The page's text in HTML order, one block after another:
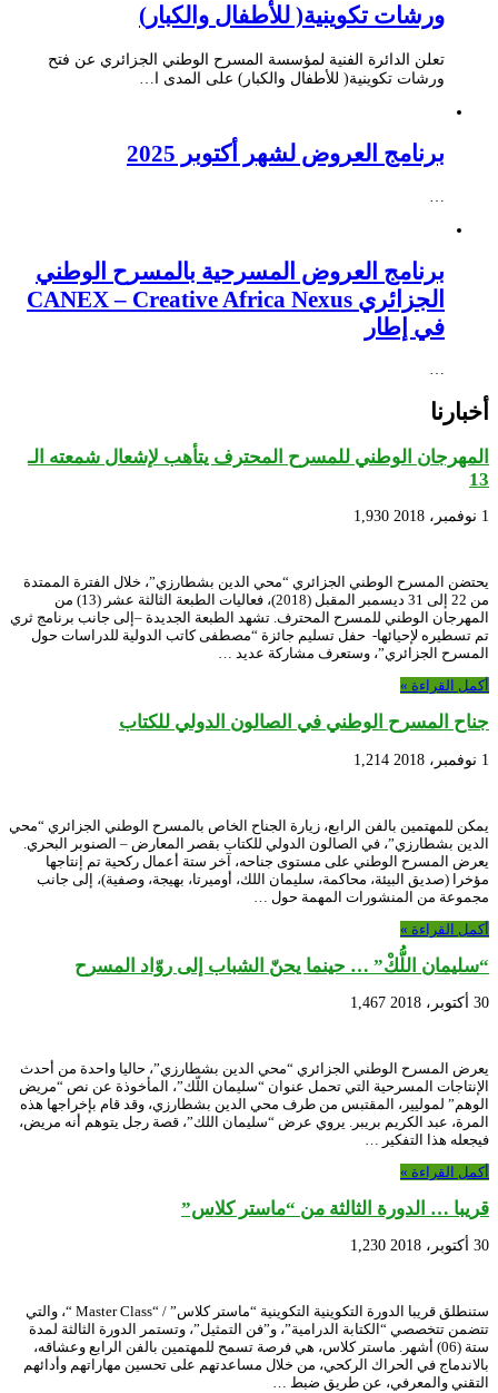
ورشات تكوينية( للأطفال والكبار)
تعلن الدائرة الفنية لمؤسسة المسرح الوطني الجزائري عن فتح
ورشات تكوينية( للأطفال والكبار) على المدى ا…
برنامج العروض لشهر أكتوبر 2025
برنامج العروض المسرحية بالمسرح الوطني
الجزائري CANEX – Creative Africa Nexus
في إطار
…
أخبارنا
المهرجان الوطني للمسرح المحترف يتأهب لإشعال شمعته الـ
13
1 نوفمبر، 2018 1,930
يحتضن المسرح الوطني الجزائري “محي الدين بشطارزي”، خلال الفترة الممتدة
من 22 إلى 31 ديسمبر المقبل (2018)، فعاليات الطبعة الثالثة عشر (13) من
المهرجان الوطني للمسرح المحترف. تشهد الطبعة الجديدة –إلى جانب برنامج ثري
تم تسطيره لإحيائها- حفل تسليم جائزة “مصطفى كاتب الدولية للدراسات حول
المسرح الجزائري”، وستعرف مشاركة عديد …
أكمل القراءة »
جناح المسرح الوطني في الصالون الدولي للكتاب
1 نوفمبر، 2018 1,214
يمكن للمهتمين بالفن الرابع، زيارة الجناح الخاص بالمسرح الوطني الجزائري “محي
الدين بشطارزي”، في الصالون الدولي للكتاب بقصر المعارض – الصنوبر البحري.
يعرض المسرح الوطني على مستوى جناحه، آخر ستة أعمال ركحية تم إنتاجها
مؤخرا (صديق البيئة، محاكمة، سليمان اللك، أوميرتا، بهيجة، وصفية)، إلى جانب
مجموعة من المنشورات المهمة حول …
أكمل القراءة »
“سليمان اللُّكْ” … حينما يحنّ الشباب إلى روّاد المسرح
30 أكتوبر، 2018 1,467
يعرض المسرح الوطني الجزائري “محي الدين بشطارزي”، حاليا واحدة من أحدث
الإنتاجات المسرحية التي تحمل عنوان “سليمان اللّك”، المأخوذة عن نص “مريض
الوهم” لموليير، المقتبس من طرف محي الدين بشطارزي، وقد قام بإخراجها هذه
المرة، عبد الكريم بريبر. يروي عرض “سليمان اللك”، قصة رجل يتوهم أنه مريض،
فيجعله هذا التفكير …
أكمل القراءة »
قريبا … الدورة الثالثة من “ماستر كلاس”
30 أكتوبر، 2018 1,230
ستنطلق قريبا الدورة التكوينية التكوينية “ماستر كلاس” / “Master Class “، والتي
تتضمن تتخصصي “الكتابة الدرامية”، و”فن التمثيل”، وتستمر الدورة الثالثة لمدة
ستة (06) أشهر. ماستر كلاس، هي فرصة تسمح للمهتمين بالفن الرابع وعشاقه،
بالاندماج في الحراك الركحي، من خلال مساعدتهم على تحسين مهاراتهم وأدائهم
التقني والمعرفي، عن طريق ضبط …